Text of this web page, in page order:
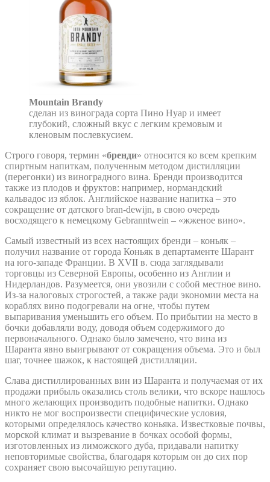
Mountain Brandy
сделан из винограда сорта Пино Нуар и имеет
глубокий, сложный вкус с легким кремовым и
кленовым послевкусием.
Строго говоря, термин «бренди» относится ко всем крепким
спиртным напиткам, полученным методом дистилляции
(перегонки) из виноградного вина. Бренди производится
также из плодов и фруктов: например, нормандский
кальвадос из яблок. Английское название напитка – это
сокращение от датского bran-dewijn, в свою очередь
восходящего к немецкому Gebranntwein – «жженое вино».
Самый известный из всех настоящих бренди – коньяк –
получил название от города Коньяк в департаменте Шарант
на юго-западе Франции. В XVII в. сюда заглядывали
торговцы из Северной Европы, особенно из Англии и
Нидерландов. Разумеется, они увозили с собой местное вино.
Из-за налоговых строгостей, а также ради экономии места на
кораблях вино подогревали на огне, чтобы путем
выпаривания уменьшить его объем. По прибытии на место в
бочки добавляли воду, доводя объем содержимого до
первоначального. Однако было замечено, что вина из
Шаранта явно выигрывают от сокращения объема. Это и был
шаг, точнее шажок, к настоящей дистилляции.
Слава дистиллированных вин из Шаранта и получаемая от их
продажи прибыль оказались столь велики, что вскоре нашлось
много желающих производить подобные напитки. Однако
никто не мог воспроизвести специфические условия,
которыми определялось качество коньяка. Известковые почвы,
морской климат и вызревание в бочках особой формы,
изготовленных из лиможского дуба, придавали напитку
неповторимые свойства, благодаря которым он до сих пор
сохраняет свою высочайшую репутацию.